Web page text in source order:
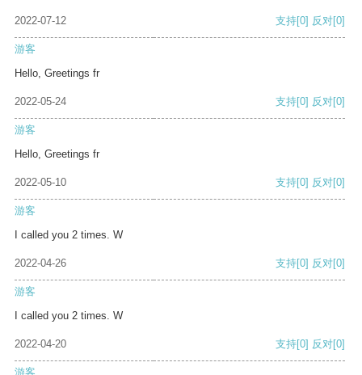
2022-07-12 支持[0] 反对[0]
游客
Hello, Greetings fr
2022-05-24 支持[0] 反对[0]
游客
Hello, Greetings fr
2022-05-10 支持[0] 反对[0]
游客
I called you 2 times. W
2022-04-26 支持[0] 反对[0]
游客
I called you 2 times. W
2022-04-20 支持[0] 反对[0]
游客